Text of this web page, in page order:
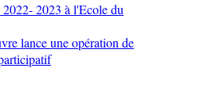
2023 à l'Ecole du
lance une opération de